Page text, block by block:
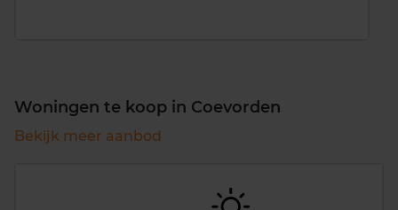
Woningen te koop in Coevorden
Bekijk meer aanbod